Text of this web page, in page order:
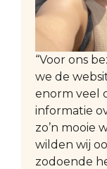
“Voor ons
we de
enorm veel
informatie
zo’n mooie
wilden wij
zodoende